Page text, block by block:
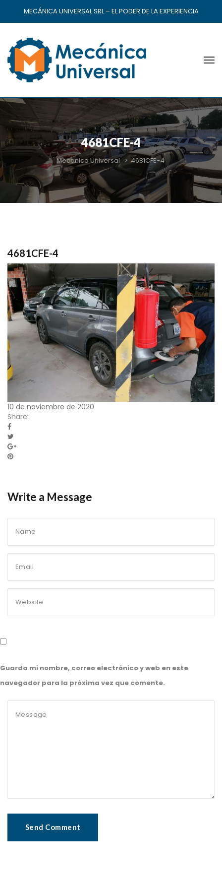
MECÁNICA UNIVERSAL SRL – EL PODER DE LA EXPERIENCIA
4681CFE-4
Mecanica Universal > 4681CFE-4
4681CFE-4
10 de noviembre de 2020
Share:
Write a Message
Guarda mi nombre, correo electrónico y web en este
navegador para la próxima vez que comente.